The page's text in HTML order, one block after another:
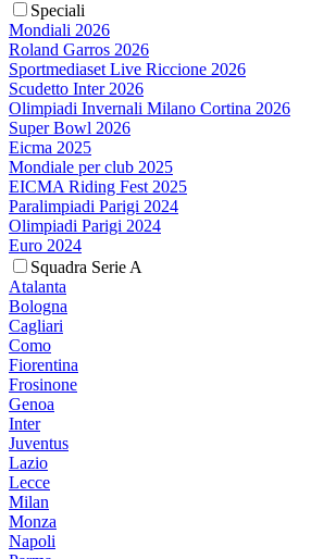
Speciali
Mondiali 2026
Roland Garros 2026
Sportmediaset Live Riccione 2026
Scudetto Inter 2026
Olimpiadi Invernali Milano Cortina 2026
Super Bowl 2026
Eicma 2025
Mondiale per club 2025
EICMA Riding Fest 2025
Paralimpiadi Parigi 2024
Olimpiadi Parigi 2024
Euro 2024
Squadra Serie A
Atalanta
Bologna
Cagliari
Como
Fiorentina
Frosinone
Genoa
Inter
Juventus
Lazio
Lecce
Milan
Monza
Napoli